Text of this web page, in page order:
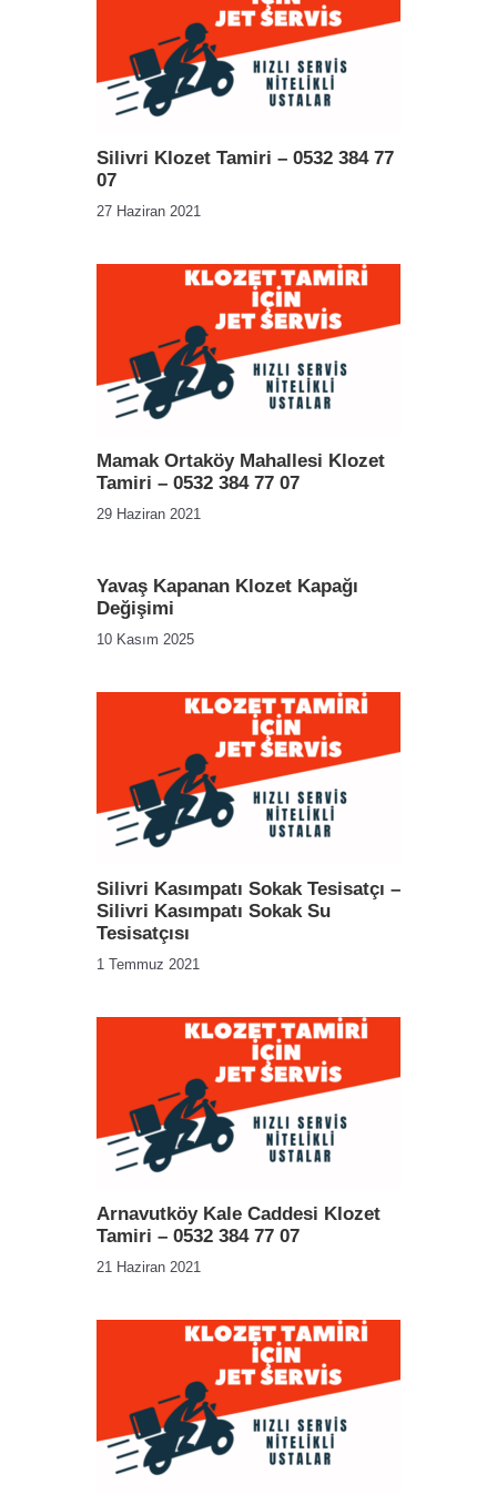
Silivri Klozet Tamiri – 0532 384 77
07
27 Haziran 2021
Mamak Ortaköy Mahallesi Klozet
Tamiri – 0532 384 77 07
29 Haziran 2021
Yavaş Kapanan Klozet Kapağı
Değişimi
10 Kasım 2025
Silivri Kasımpatı Sokak Tesisatçı –
Silivri Kasımpatı Sokak Su
Tesisatçısı
1 Temmuz 2021
Arnavutköy Kale Caddesi Klozet
Tamiri – 0532 384 77 07
21 Haziran 2021